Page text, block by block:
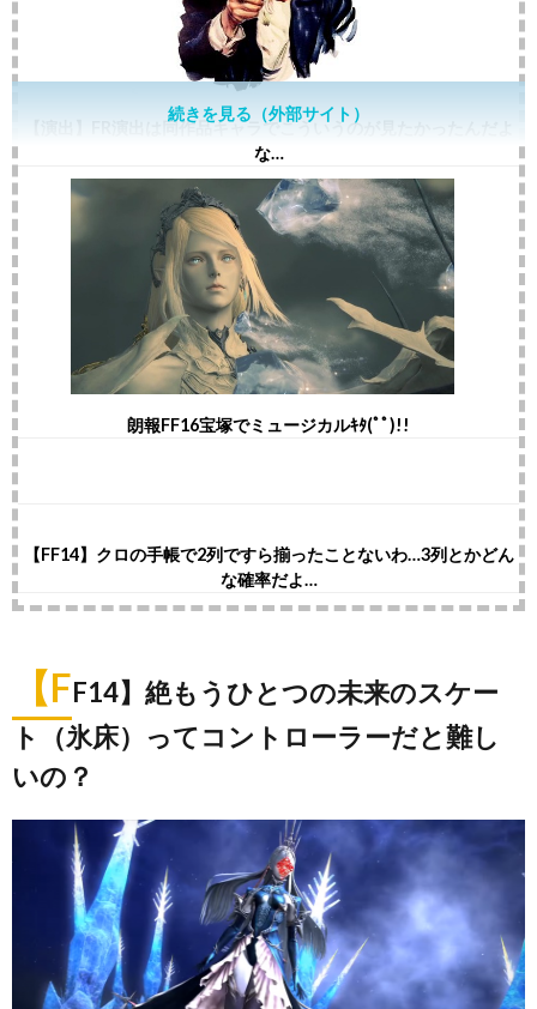
【演出】FR演出は同作品キャラでこういうのが見たかったんだよ
な…
朗報FF16宝塚でミュージカルｷﾀ(ﾟﾟ)!!
【FF14】クロの手帳で2列ですら揃ったことないわ…3列とかどん
な確率だよ…
【FF14】絶もうひとつの未来のスケー
ト（氷床）ってコントローラーだと難し
いの？
続きを見る（外部サイト）